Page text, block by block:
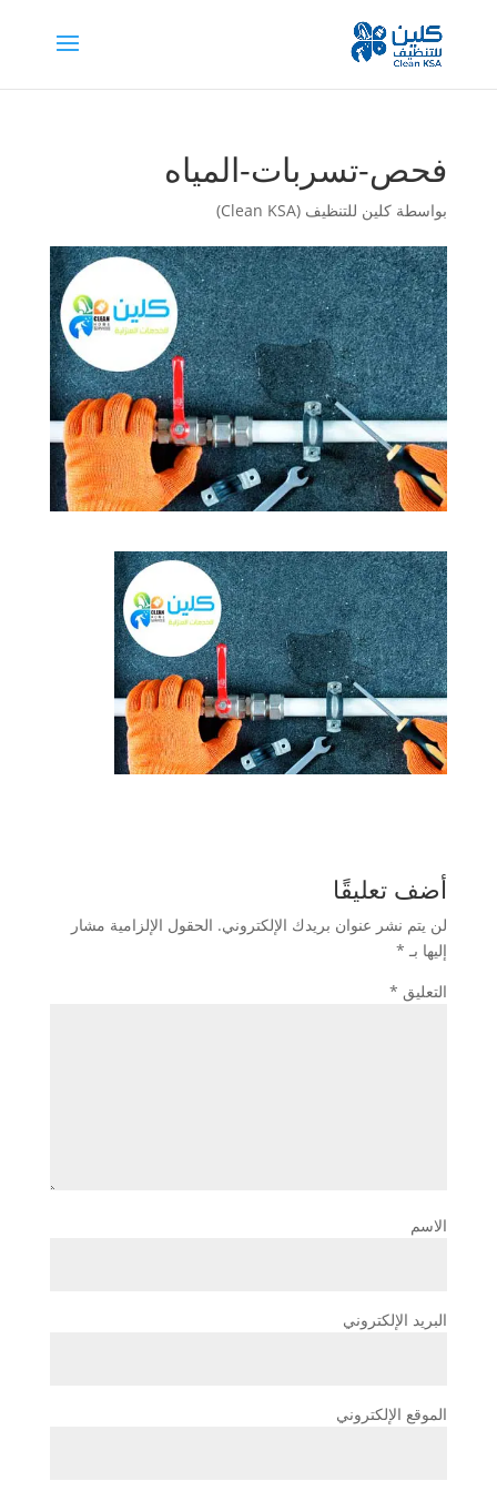
فحص-تسربات-المياه
بواسطة كلين للتنظيف (Clean KSA)
أضف تعليقًا
لن يتم نشر عنوان بريدك الإلكتروني. الحقول الإلزامية مشار
إليها بـ *
التعليق *
الاسم
البريد الإلكتروني
الموقع الإلكتروني